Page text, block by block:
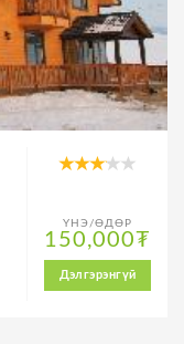
ҮНЭ/ӨДӨР
150,000₮
Дэлгэрэнгүй